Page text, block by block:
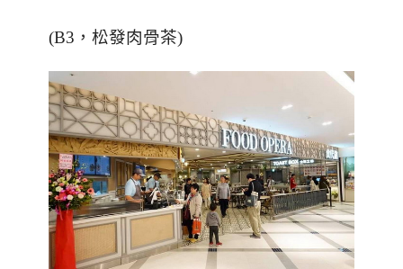
(B3，松發肉骨茶)